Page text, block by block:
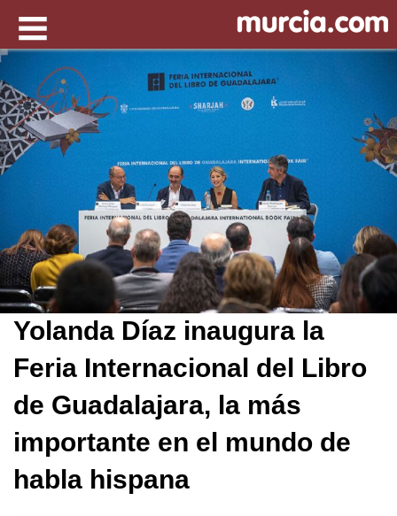
Yolanda Díaz inaugura la
Feria Internacional del Libro
de Guadalajara, la más
importante en el mundo de
habla hispana